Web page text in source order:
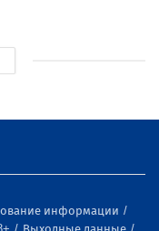
информации